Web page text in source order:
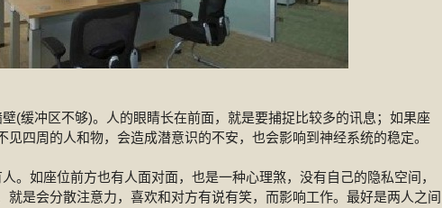
(缓冲区不够)。人的眼睛长在前面，就是要捕捉比较多的讯息；如果座
见四周的人和物，会造成潜意识的不安，也会影响到神经系统的稳定。
。如座位前方也有人面对面，也是一种心理煞，没有自己的隐私空间，
就是会分散注意力，喜欢和对方有说有笑，而影响工作。最好是两人之间